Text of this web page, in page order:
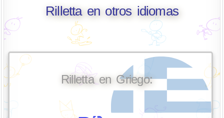
Rilletta en otros idiomas
Rilletta en Griego: